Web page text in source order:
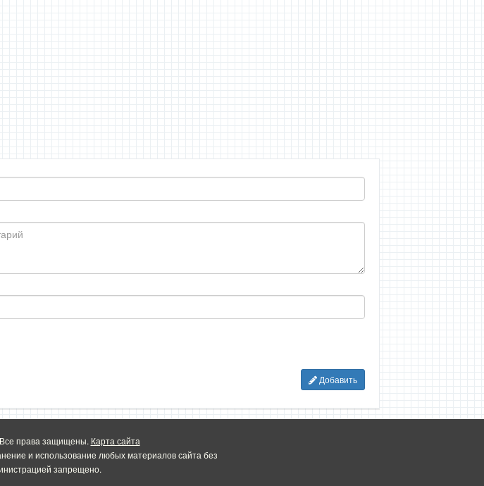
Добавить
права защищены. Карта сайта
и использование любых материалов сайта без
запрещено.